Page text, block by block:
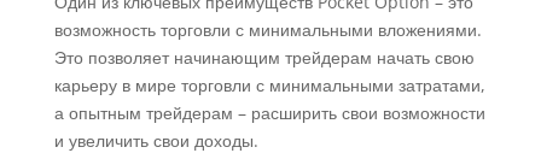
возможность торговли с минимальными вложениями.
Это позволяет начинающим трейдерам начать свою
карьеру в мире торговли с минимальными затратами,
а опытным трейдерам – расширить свои возможности
и увеличить свои доходы.